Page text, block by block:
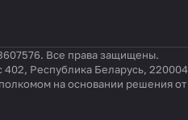
Все права защищены.
Республика Беларусь, 220004
на основании решения от